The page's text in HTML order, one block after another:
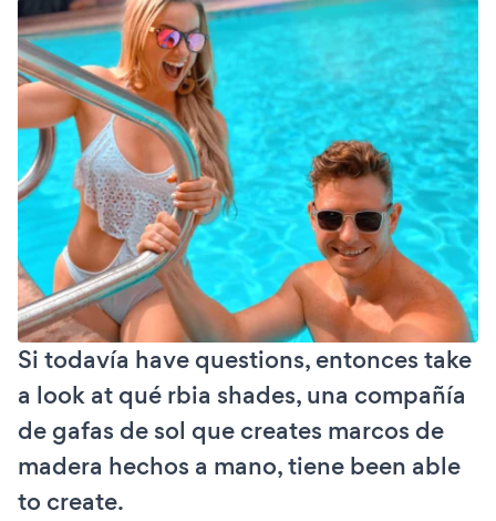
Si todavía have questions, entonces take
a look at qué rbia shades, una compañía
de gafas de sol que creates marcos de
madera hechos a mano, tiene been able
to create.